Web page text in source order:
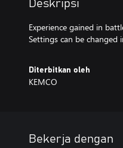
Deskripsi
Experience gained in
Settings can be
Diterbitkan oleh
KEMCO
Bekerja dengan